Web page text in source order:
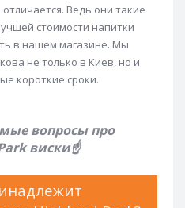
Jack Daniels
Beam
Walker
King Robert
Виски Label 5
16 лет
Ведь они такие
стоимости напитки
в нашем магазине. Мы
не только в Киев, но и
короткие сроки.
вопросы про
виски☝